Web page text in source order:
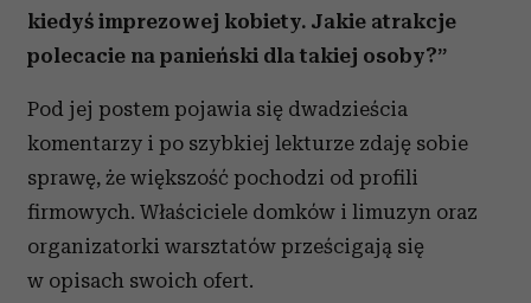
kiedyś imprezowej kobiety. Jakie atrakcje
polecacie na panieński dla takiej osoby?”
Pod jej postem pojawia się dwadzieścia
komentarzy i po szybkiej lekturze zdaję sobie
sprawę, że większość pochodzi od profili
firmowych. Właściciele domków i limuzyn oraz
organizatorki warsztatów prześcigają się
w opisach swoich ofert.